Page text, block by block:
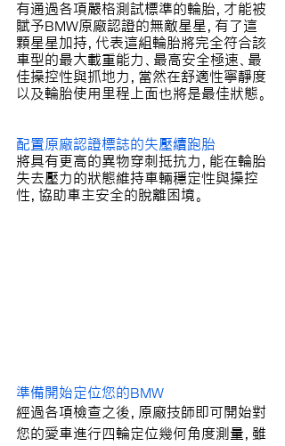
有通過各項嚴格測試標準的輪胎，才能被
賦予BMW原廠認證的無敵星星，有了這
顆星星加持，代表這組輪胎將完全符合該
車型的最大載重能力、最高安全極速、最
佳操控性與抓地力，當然在舒適性寧靜度
以及輪胎使用里程上面也將是最佳狀態。
配置原廠認證標誌的失壓續跑胎
將具有更高的異物穿刺抵抗力，能在輪胎
失去壓力的狀態維持車輛穩定性與操控
性，協助車主安全的脫離困境。
準備開始定位您的BMW
經過各項檢查之後，原廠技師即可開始對
您的愛車進行四輪定位幾何角度測量，雖